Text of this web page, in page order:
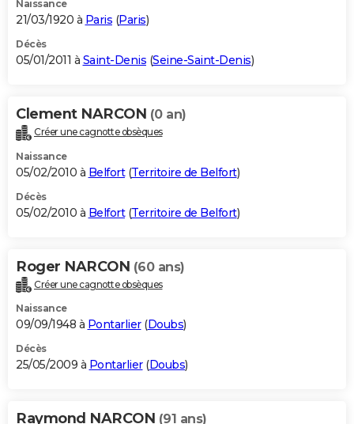
Naissance
21/03/1920 à Paris (Paris)
Décès
05/01/2011 à Saint-Denis (Seine-Saint-Denis)
Clement NARCON (0 an)
Créer une cagnotte obsèques
Naissance
05/02/2010 à Belfort(Territoire de Belfort)
Décès
05/02/2010 à Belfort(Territoire de Belfort)
Roger NARCON (60 ans)
Créer une cagnotte obsèques
Naissance
09/09/1948 à Pontarlier(Doubs)
Décès
25/05/2009 à Pontarlier(Doubs)
Raymond NARCON (91 ans)